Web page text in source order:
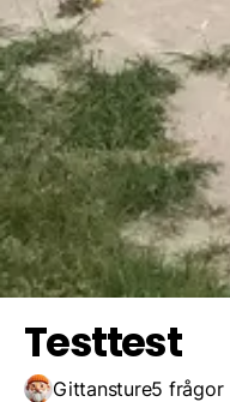
Spara resultat
Testtest
Gittansture5 frågor